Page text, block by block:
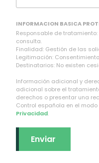
INFORMACION BASICA
Responsable de
consulta.
Finalidad: Gestión de las
Legitimación:
Destinatarios: No existen
Información adicional y
adicional sobre el
derechos o presentar una
Control española en el
Privacidad.